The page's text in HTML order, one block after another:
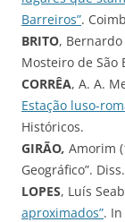
Barreiros”.
BRITO, Bernardo
Mosteiro de São
CORRÊA, A. A.
Estação luso-
Históricos.
GIRÃO, Amorim
Geográfico”.
LOPES, Luís
aproximados”.